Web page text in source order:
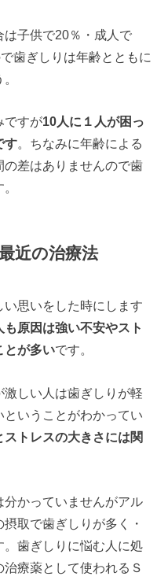
子供で20％・成人で
歯ぎしりは年齢とともに
ですが10人に１人が困っ
す。ちなみに年齢による
差はありませんので歯
近の治療法
思いをした時にします
も 原因 は強い不安やスト
とが多いです。
しい人は歯ぎしりが軽
いうことがわかってい
ストレスの大きさには関
かっていませんがアル
取で歯ぎしりが多く・
歯ぎしりに悩む人に処
療薬として使われるＳ